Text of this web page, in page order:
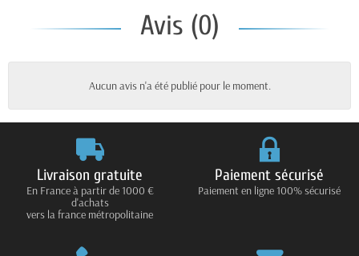
Avis (0)
Aucun avis n'a été publié pour le moment.
Livraison gratuite
En France à partir de 1000 €
d'achats
vers la france métropolitaine
Paiement sécurisé
Paiement en ligne 100% sécurisé